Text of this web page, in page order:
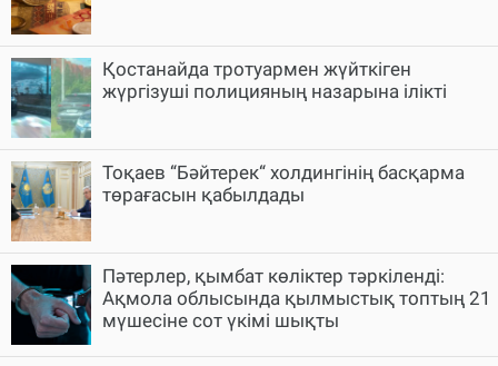
Қостанайда тротуармен жүйткіген
жүргізуші полицияның назарына ілікті
Тоқаев “Бәйтерек“ холдингінің басқарма
төрағасын қабылдады
Пәтерлер, қымбат көліктер тәркіленді:
Ақмола облысында қылмыстық топтың 21
мүшесіне сот үкімі шықты